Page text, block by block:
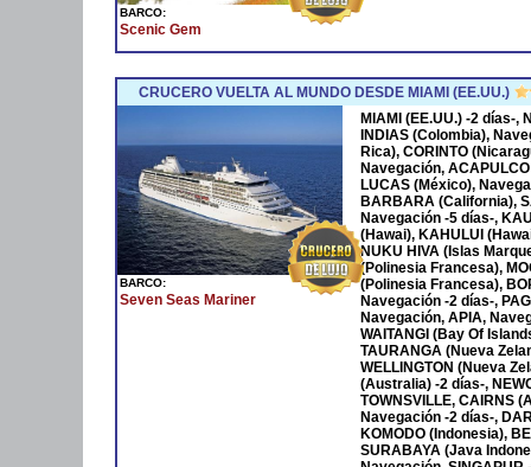
BARCO:
Scenic Gem
CRUCERO VUELTA AL MUNDO DESDE MIAMI (EE.UU.)
BARCO:
Seven Seas Mariner
MIAMI (EE.UU.) -2 días-,
INDIAS (Colombia),
Rica), CORINTO
Navegación,
LUCAS (México),
BARBARA (California),
Navegación -5 días-,
(Hawai), KAHULUI
NUKU HIVA (Islas
(Polinesia Francesa),
(Polinesia Francesa),
Navegación -2 días-,
Navegación, APIA,
WAITANGI (Bay Of
TAURANGA (Nueva
WELLINGTON (Nueva
(Australia) -2 días-,
TOWNSVILLE, CAIRNS
Navegación -2 días-,
KOMODO (Indonesia),
SURABAYA (Java